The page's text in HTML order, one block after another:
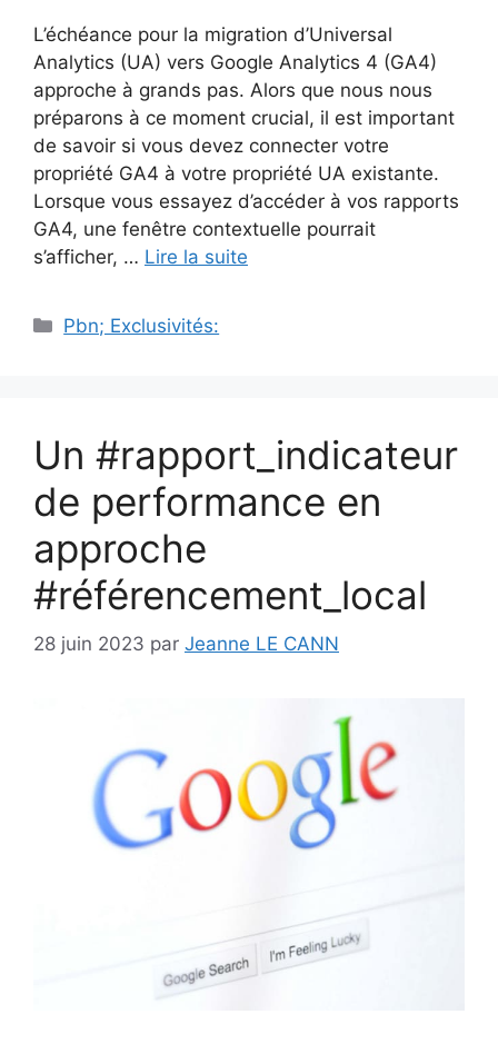
L’échéance pour la migration d’Universal
Analytics (UA) vers Google Analytics 4 (GA4)
approche à grands pas. Alors que nous nous
préparons à ce moment crucial, il est important
de savoir si vous devez connecter votre
propriété GA4 à votre propriété UA existante.
Lorsque vous essayez d’accéder à vos rapports
GA4, une fenêtre contextuelle pourrait
s’afficher, … Lire la suite
Catégories
Pbn; Exclusivités:
Un #rapport_indicateur
de performance en
approche
#référencement_local
28 juin 2023 par Jeanne LE CANN